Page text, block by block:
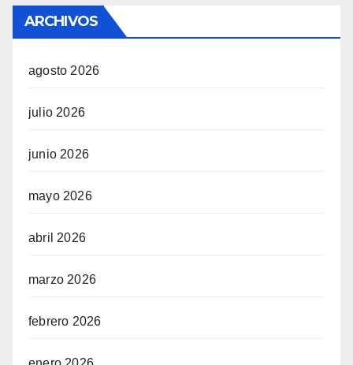
ARCHIVOS
agosto 2026
julio 2026
junio 2026
mayo 2026
abril 2026
marzo 2026
febrero 2026